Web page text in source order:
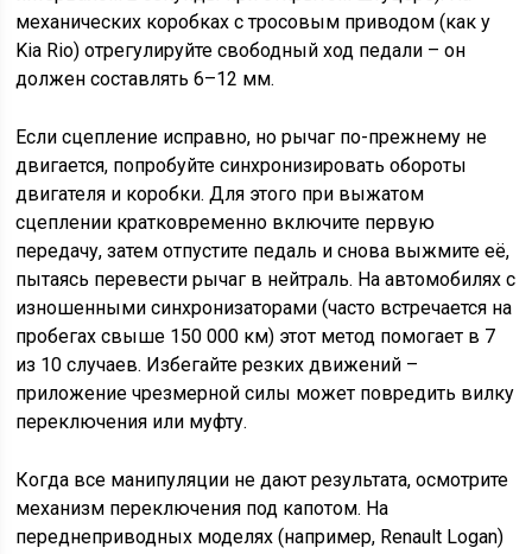
механических коробках с тросовым приводом (как у
Kia Rio) отрегулируйте свободный ход педали – он
должен составлять 6–12 мм.
Если сцепление исправно, но рычаг по-прежнему не
двигается, попробуйте синхронизировать обороты
двигателя и коробки. Для этого при выжатом
сцеплении кратковременно включите первую
передачу, затем отпустите педаль и снова выжмите её,
пытаясь перевести рычаг в нейтраль. На автомобилях с
изношенными синхронизаторами (часто встречается на
пробегах свыше 150 000 км) этот метод помогает в 7
из 10 случаев. Избегайте резких движений –
приложение чрезмерной силы может повредить вилку
переключения или муфту.
Когда все манипуляции не дают результата, осмотрите
механизм переключения под капотом. На
переднеприводных моделях (например, Renault Logan)